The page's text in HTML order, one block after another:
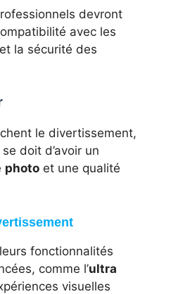
devront
avec les
la sécurité des
le divertissement,
se doit d’avoir un
photo et une qualité
fonctionnalités
comme l’ultra
visuelles